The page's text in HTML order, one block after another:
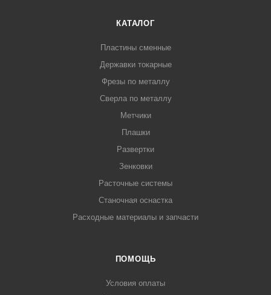
КАТАЛОГ
Пластины сменные
Державки токарные
Фрезы по металлу
Сверла по металлу
Метчики
Плашки
Развертки
Зенковки
Расточные системы
Станочная оснастка
Расходные материалы и запчасти
ПОМОЩЬ
Условия оплаты